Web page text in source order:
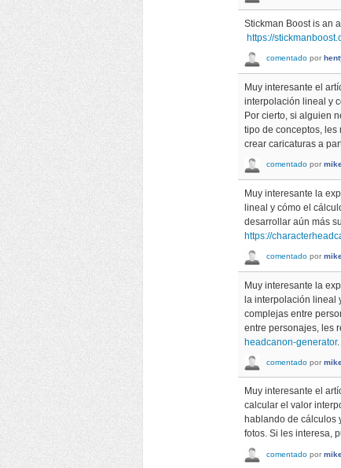
Stickman Boost is an
https://
comentado por
Muy interesante el
interpolación lineal y
Por cierto, si alguien
tipo de conceptos, les
crear caricaturas a
comentado por
Muy interesante la
lineal y cómo el
desarrollar aún más
https://
comentado por
Muy interesante la
la interpolación lineal
complejas entre
entre personajes, les
headcanon-generator
comentado por
Muy interesante el
calcular el valor
hablando de cálculos
fotos. Si les interesa,
comentado por